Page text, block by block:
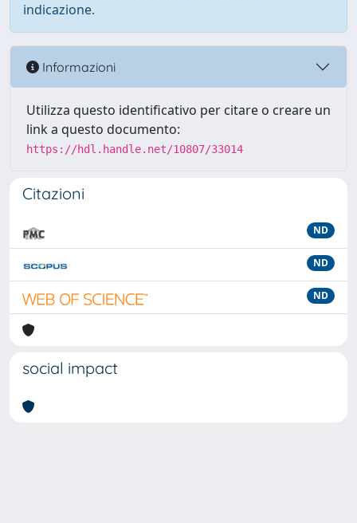
indicazione.
Informazioni
Utilizza questo identificativo per citare o creare un
link a questo documento:
https://hdl.handle.net/10807/33014
Citazioni
ND
ND
ND
social impact